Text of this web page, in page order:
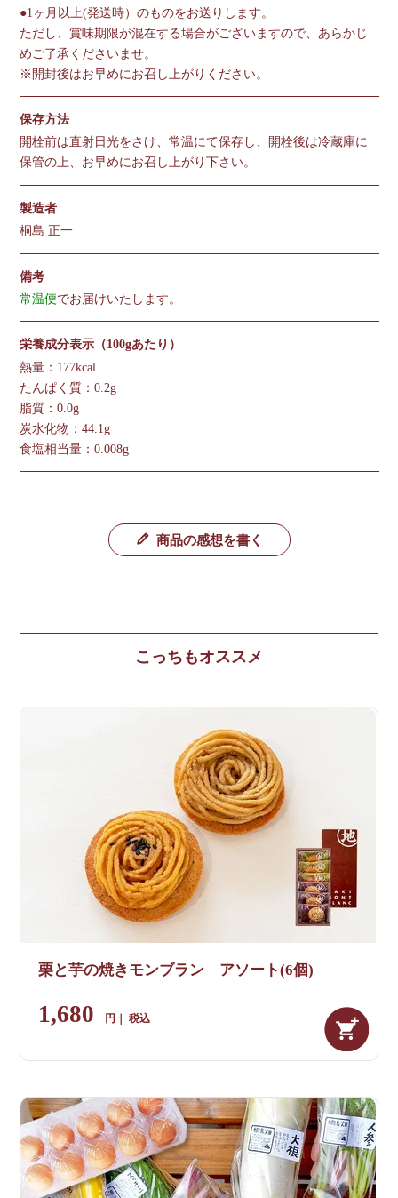
●1ヶ月以上(発送時）のものをお送りします。
ただし、賞味期限が混在する場合がございますので、あらかじ
めご了承くださいませ。
※開封後はお早めにお召し上がりください。
保存方法
開栓前は直射日光をさけ、常温にて保存し、開栓後は冷蔵庫に
保管の上、お早めにお召し上がり下さい。
製造者
桐島 正一
備考
常温便でお届けいたします。
栄養成分表示（100gあたり）
熱量：177kcal
たんぱく質：0.2g
脂質：0.0g
炭水化物：44.1g
食塩相当量：0.008g
栗と芋の焼きモンブラン アソート(6個)
1,680 税込